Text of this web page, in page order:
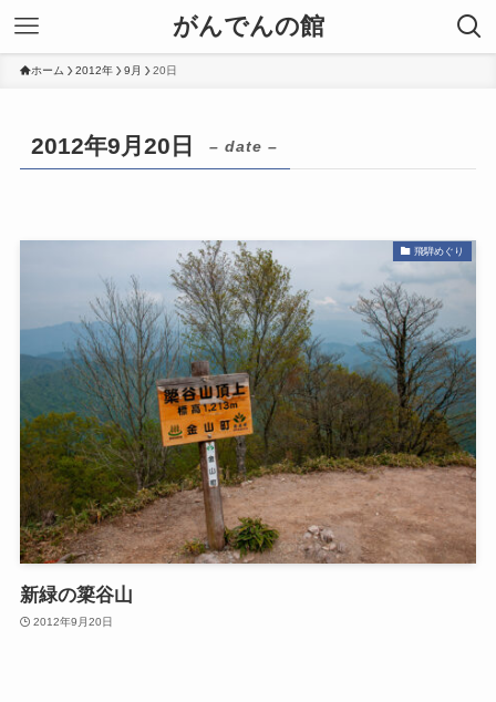
がんでんの館
ホーム 2012年 9月 20日
2012年9月20日 – date –
飛騨めぐり
新緑の簗谷山
2012年9月20日